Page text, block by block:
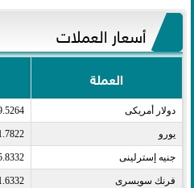
أسعار العملات
العملة
دولار أمريكى​
يورو​
جنيه إسترلينى​
فرنك سويسرى​